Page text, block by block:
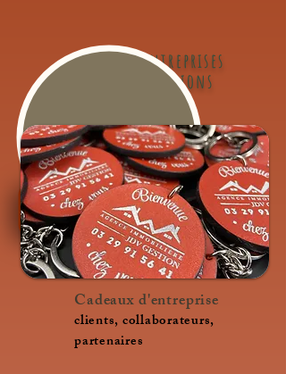
Pour les entreprises
& les associations
Cadeaux d'entreprise
clients, collaborateurs,
partenaires